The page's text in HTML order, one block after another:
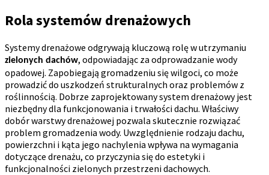
Rola systemów drenażowych
Systemy drenażowe odgrywają kluczową rolę w utrzymaniu
zielonych dachów, odpowiadając za odprowadzanie wody
opadowej. Zapobiegają gromadzeniu się wilgoci, co może
prowadzić do uszkodzeń strukturalnych oraz problemów z
roślinnością. Dobrze zaprojektowany system drenażowy jest
niezbędny dla funkcjonowania i trwałości dachu. Właściwy
dobór warstwy drenażowej pozwala skutecznie rozwiązać
problem gromadzenia wody. Uwzględnienie rodzaju dachu,
powierzchni i kąta jego nachylenia wpływa na wymagania
dotyczące drenażu, co przyczynia się do estetyki i
funkcjonalności zielonych przestrzeni dachowych.